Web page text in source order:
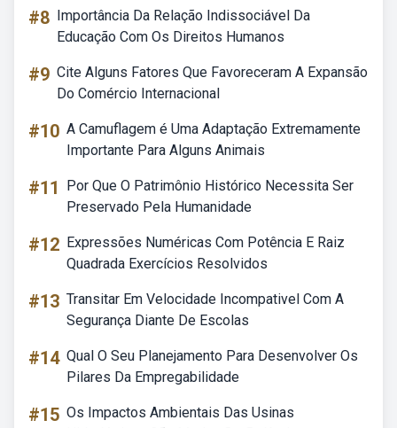
#8 Importância Da Relação Indissociável Da
Educação Com Os Direitos Humanos
#9 Cite Alguns Fatores Que Favoreceram A Expansão
Do Comércio Internacional
#10 A Camuflagem é Uma Adaptação Extremamente
Importante Para Alguns Animais
#11
Por Que O Patrimônio Histórico Necessita Ser
Preservado Pela Humanidade
#12 Expressões Numéricas Com Potência E Raiz
Quadrada Exercícios Resolvidos
#13 Transitar Em Velocidade Incompativel Com A
Segurança Diante De Escolas
#14 Qual O Seu Planejamento Para Desenvolver Os
Pilares Da Empregabilidade
#15 Os Impactos Ambientais Das Usinas